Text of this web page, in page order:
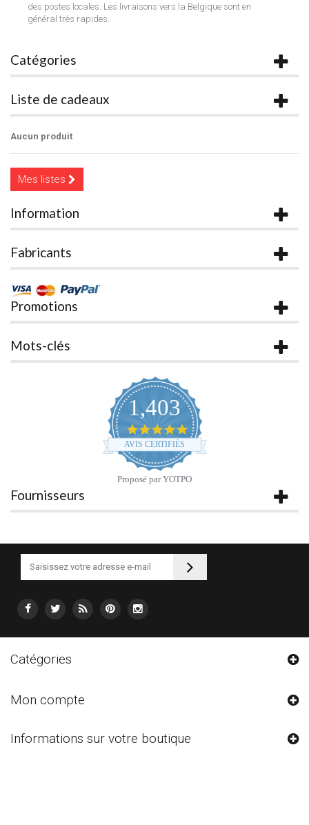
des postes locales. Les livraisons vers la Belgique sont en
général très rapides.
Catégories
Liste de cadeaux
Aucun produit
Mes listes
Information
Fabricants
Promotions
Mots-clés
1,403
4.9
star
rating
AVIS CERTIFIÉS
Proposé par YOTPO
Fournisseurs
Catégories
Mon compte
Informations sur votre boutique